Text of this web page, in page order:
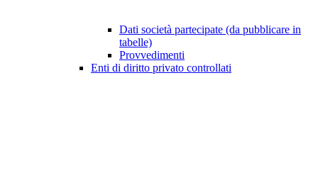
Dati società partecipate (da pubblicare in
tabelle)
Provvedimenti
Enti di diritto privato controllati